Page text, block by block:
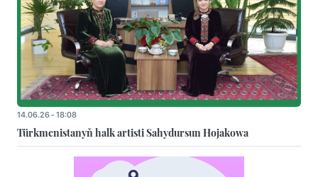
14.06.26 - 18:08
Türkmenistanyň halk artisti Sahydursun Hojakowa